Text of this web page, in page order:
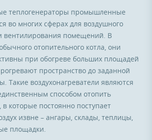
теплогенераторы промышленные
во многих сферах для воздушного
вентилирования помещений. В
отопительного котла, они
при обогреве больших площадей
пространство до заданной
Такие воздухонагреватели являются
способом отопить
которые постоянно поступает
извне – ангары, склады, теплицы,
площадки.